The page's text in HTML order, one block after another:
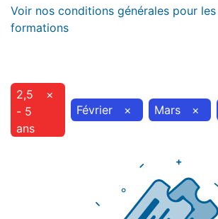
Voir nos conditions générales pour
formations
2,5
- 5
ans
×
Février
× Mars ×